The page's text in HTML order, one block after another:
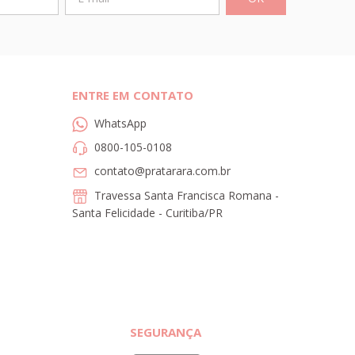
ENTRE EM CONTATO
WhatsApp
0800-105-0108
contato@pratarara.com.br
Travessa Santa Francisca Romana -
Santa Felicidade - Curitiba/PR
SEGURANÇA